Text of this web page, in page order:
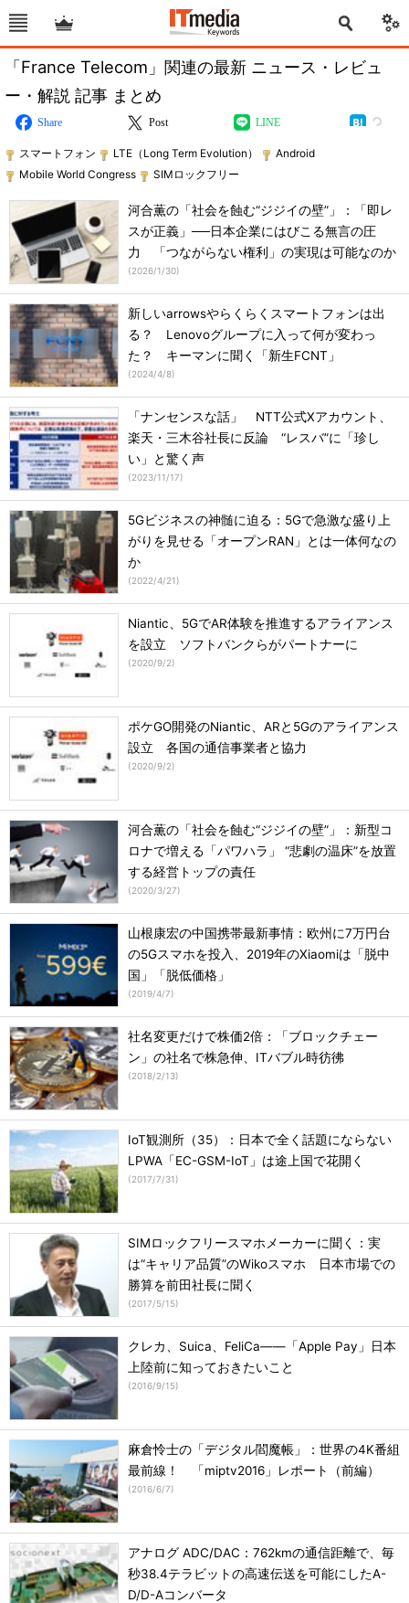
「France Telecom」関連の最新 ニュース・レビュ
ー・解説 記事 まとめ
Share Post LINE
スマートフォン LTE（Long Term Evolution）
Android
Mobile World Congress
SIMロックフリー
河合薫の「社会を蝕む“ジジイの壁”」：「即レ
スが正義」──日本企業にはびこる無言の圧
力 「つながらない権利」の実現は可能なのか
(2026/1/30)
新しいarrowsやらくらくスマートフォンは出
る？ Lenovoグループに入って何が変わっ
た？ キーマンに聞く「新生FCNT」
(2024/4/8)
「ナンセンスな話」 NTT公式Xアカウント、
楽天・三木谷社長に反論 “レスバ”に「珍し
い」と驚く声
(2023/11/17)
5Gビジネスの神髄に迫る：5Gで急激な盛り上
がりを見せる「オープンRAN」とは一体何なの
か
(2022/4/21)
Niantic、5GでAR体験を推進するアライアンス
を設立 ソフトバンクらがパートナーに
(2020/9/2)
ポケGO開発のNiantic、ARと5Gのアライアンス
設立 各国の通信事業者と協力
(2020/9/2)
河合薫の「社会を蝕む“ジジイの壁”」：新型コ
ロナで増える「パワハラ」 “悲劇の温床”を放置
する経営トップの責任
(2020/3/27)
山根康宏の中国携帯最新事情：欧州に7万円台
の5Gスマホを投入、2019年のXiaomiは「脱中
国」「脱低価格」
(2019/4/7)
社名変更だけで株価2倍：「ブロックチェー
ン」の社名で株急伸、ITバブル時彷彿
(2018/2/13)
IoT観測所（35）：日本で全く話題にならない
LPWA「EC-GSM-IoT」は途上国で花開く
(2017/7/31)
SIMロックフリースマホメーカーに聞く：実
は“キャリア品質”のWikoスマホ 日本市場での
勝算を前田社長に聞く
(2017/5/15)
クレカ、Suica、FeliCa――「Apple Pay」日本
上陸前に知っておきたいこと
(2016/9/15)
麻倉怜士の「デジタル閻魔帳」：世界の4K番組
最前線！ 「miptv2016」レポート（前編）
(2016/6/7)
アナログ ADC/DAC：762kmの通信距離で、毎
秒38.4テラビットの高速伝送を可能にしたA-
D/D-Aコンバータ